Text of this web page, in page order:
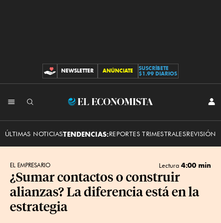
CONTRIBUCIONES
NEWSLETTER ANÚNCIATE
SUSCRÍBETE
$1.99 DIARIOS
El
ÚLTIMAS NOTICIASTENDENCIAS:REPORTES TRIMESTRALESREVISIÓN
EL EMPRESARIO Lectura 4:00 min
¿Sumar contactos o construir
alianzas? La diferencia está en la
estrategia